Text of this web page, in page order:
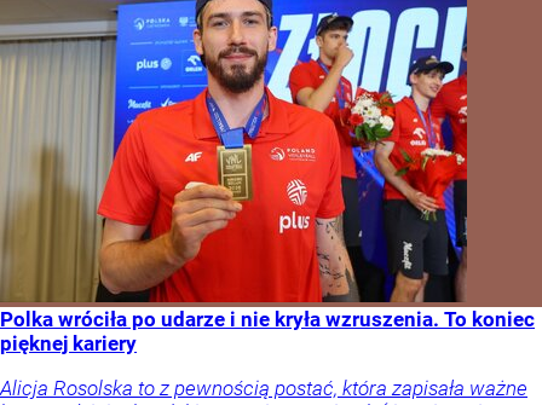
Polka wróciła po udarze i nie kryła wzruszenia. To koniec
pięknej kariery
Alicja Rosolska to z pewnością postać, która zapisała ważne